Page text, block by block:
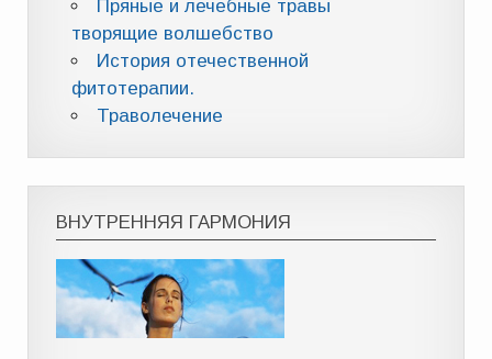
Пряные и лечебные травы
творящие волшебство
История отечественной
фитотерапии.
Траволечение
ВНУТРЕННЯЯ ГАРМОНИЯ